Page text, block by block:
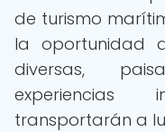
de turismo
la oportunidad
diversas,
transportarán a